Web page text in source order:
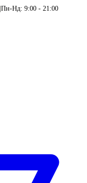
Пн-Нд: 9:00 - 21:00